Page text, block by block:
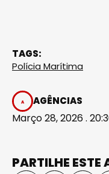
TAGS:
Polícia Marítima
AGÊNCIAS
Março 28, 2026 .
PARTILHE ESTE